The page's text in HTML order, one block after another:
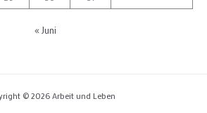
« Juni
© 2026 Arbeit und Leben